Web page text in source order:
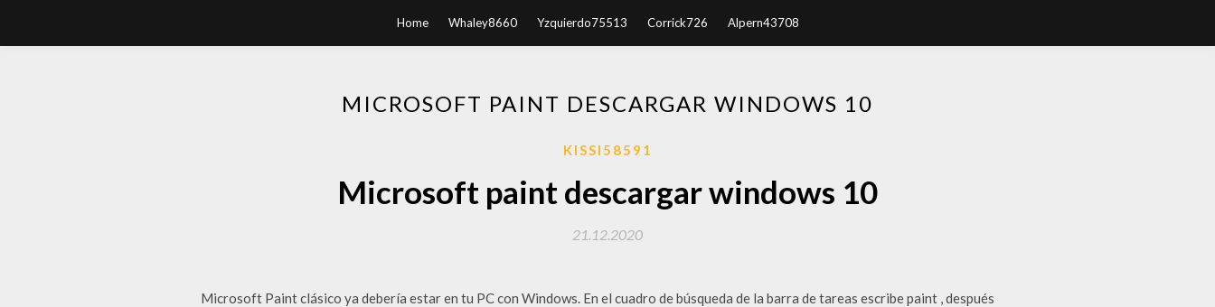
Home Whaley8660 Yzquierdo75513 Corrick726 Alpern43708
MICROSOFT PAINT DESCARGAR WINDOWS 10
KISSI58591
Microsoft paint descargar windows 10
21.12.2020
Microsoft Paint clásico ya debería estar en tu PC con Windows. En el cuadro de búsqueda de la barra de tareas escribe paint , después